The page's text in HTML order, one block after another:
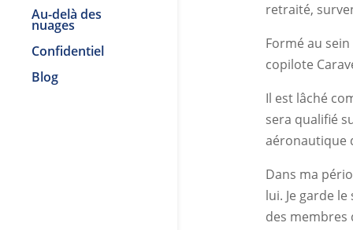
Au-delà des
nuages
Confidentiel
Blog
retraité,
Formé au sein
copilote
Il est lâché
sera qualifié
aéronautique
Dans ma
lui. Je garde
des membres